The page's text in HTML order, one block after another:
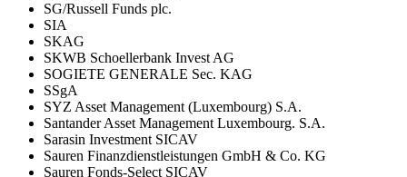
SG/Russell Funds plc.
SIA
SKAG
SKWB Schoellerbank Invest AG
SOGIETE GENERALE Sec. KAG
SSgA
SYZ Asset Management (Luxembourg) S.A.
Santander Asset Management Luxembourg. S.A.
Sarasin Investment SICAV
Sauren Finanzdienstleistungen GmbH & Co. KG
Sauren Fonds-Select SICAV